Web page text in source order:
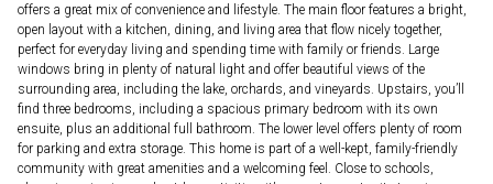
offers a great mix of convenience and lifestyle. The main floor features a bright,
open layout with a kitchen, dining, and living area that flow nicely together,
perfect for everyday living and spending time with family or friends. Large
windows bring in plenty of natural light and offer beautiful views of the
surrounding area, including the lake, orchards, and vineyards. Upstairs, you’ll
find three bedrooms, including a spacious primary bedroom with its own
ensuite, plus an additional full bathroom. The lower level offers plenty of room
for parking and extra storage. This home is part of a well-kept, family-friendly
community with great amenities and a welcoming feel. Close to schools,